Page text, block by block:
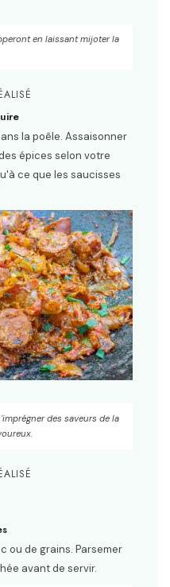
en laissant mijoter la
la poêle. Assaisonner
épices selon votre
ce que les saucisses
des saveurs de la
ou de grains. Parsemer
avant de servir.